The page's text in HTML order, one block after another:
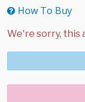
How To Buy